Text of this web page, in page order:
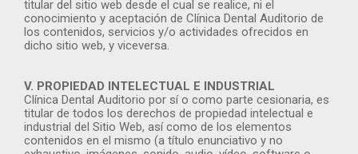
titular del sitio web desde el cual se realice, ni el
conocimiento y aceptación de Clínica Dental Auditorio de
los contenidos, servicios y/o actividades ofrecidos en
dicho sitio web, y viceversa.
V. PROPIEDAD INTELECTUAL E INDUSTRIAL
Clínica Dental Auditorio por sí o como parte cesionaria, es
titular de todos los derechos de propiedad intelectual e
industrial del Sitio Web, así como de los elementos
contenidos en el mismo (a título enunciativo y no